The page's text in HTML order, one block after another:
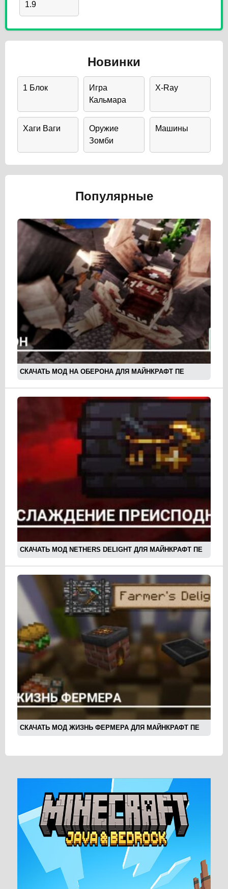
1.9
Новинки
1 Блок
Игра
Кальмара
X-Ray
Хаги Ваги
Оружие
Зомби
Машины
Популярные
СКАЧАТЬ МОД НА ОБЕРОНА ДЛЯ МАЙНКРАФТ ПЕ
СКАЧАТЬ МОД NETHERS DELIGHT ДЛЯ МАЙНКРАФТ ПЕ
СКАЧАТЬ МОД ЖИЗНЬ ФЕРМЕРА ДЛЯ МАЙНКРАФТ ПЕ